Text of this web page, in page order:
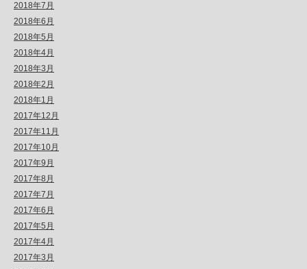
2018年7月
2018年6月
2018年5月
2018年4月
2018年3月
2018年2月
2018年1月
2017年12月
2017年11月
2017年10月
2017年9月
2017年8月
2017年7月
2017年6月
2017年5月
2017年4月
2017年3月